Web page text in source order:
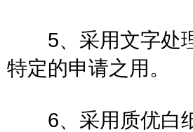
5、采用文字处理
特定的申请之用
6、采用质优白纸